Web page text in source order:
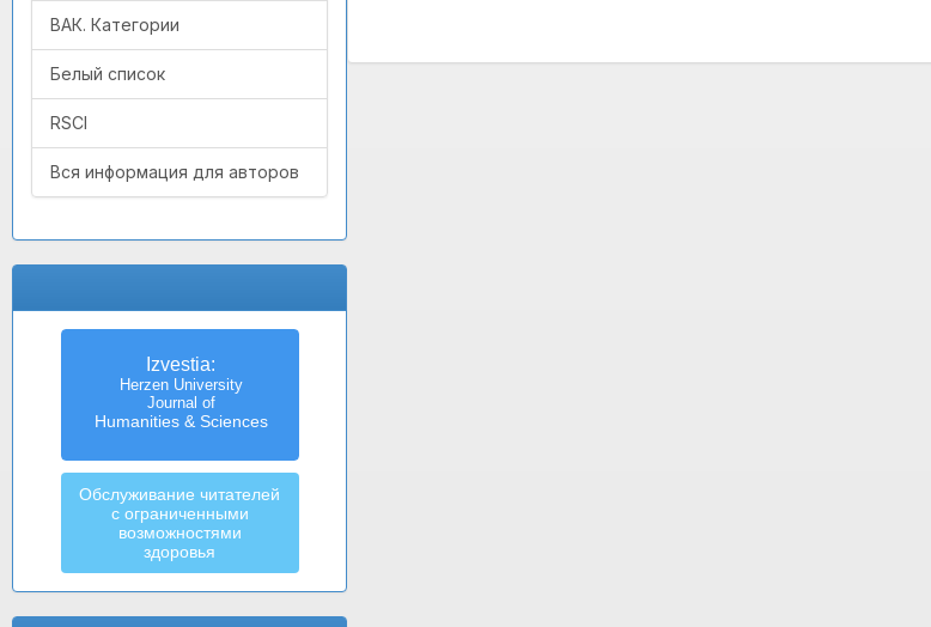
ВАК. Категории
Белый список
RSCI
Вся информация для авторов
Izvestia:
Herzen University
Journal of
Humanities & Sciences
Обслуживание читателей
с ограниченными
возможностями
здоровья